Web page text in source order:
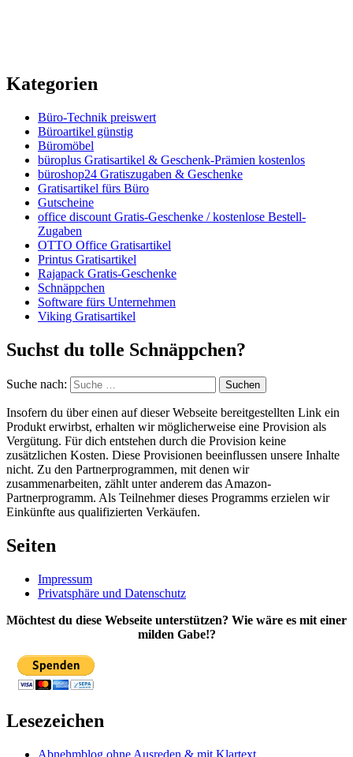
Kategorien
Büro-Technik preiswert
Büroartikel günstig
Büromöbel
büroplus Gratisartikel & Geschenk-Prämien kostenlos
büroshop24 Gratiszugaben & Geschenke
Gratisartikel fürs Büro
Gutscheine
office discount Gratis-Geschenke / kostenlose Bestell-
Zugaben
OTTO Office Gratisartikel
Printus Gratisartikel
Rajapack Gratis-Geschenke
Schnäppchen
Software fürs Unternehmen
Viking Gratisartikel
Suchst du tolle Schnäppchen?
Suche nach: Suchen
Insofern du über einen auf dieser Webseite bereitgestellten Link ein
Produkt erwirbst, erhalten wir möglicherweise eine Provision als
Vergütung. Für dich entstehen durch die Provision keine
zusätzlichen Kosten. Diese Provisionen beeinflussen unsere Inhalte
nicht. Zu den Partnerprogrammen, mit denen wir
zusammenarbeiten, zählt unter anderem das Amazon-
Partnerprogramm. Als Teilnehmer dieses Programms erzielen wir
Einkünfte aus qualifizierten Verkäufen.
Seiten
Impressum
Privatsphäre und Datenschutz
Möchtest du diese Webseite unterstützen? Wie wäre es mit einer
milden Gabe!?
Lesezeichen
Abnehmblog ohne Ausreden & mit Klartext